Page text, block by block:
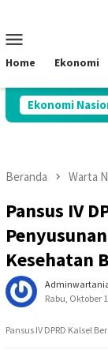
konten
Mobile
Home Ekonomi
Ekonomi
Potensi
Beranda Warta
Pansus IV
Kesehatan
Rabu, Oktober
Pansus IV DPRD Kalsel